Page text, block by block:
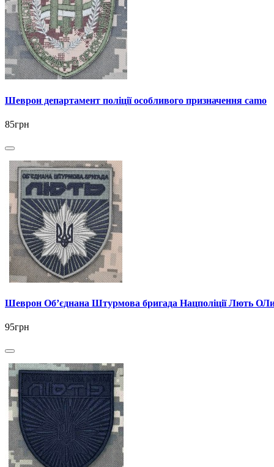
Шеврон департамент поліції особливого призначення camo
85грн
Шеврон Об’єднана Штурмова бригада Нацполіції Лють
95грн